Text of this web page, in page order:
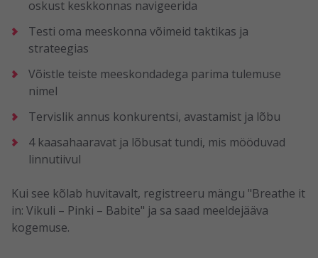
oskust keskkonnas navigeerida
Testi oma meeskonna võimeid taktikas ja
strateegias
Võistle teiste meeskondadega parima tulemuse
nimel
Tervislik annus konkurentsi, avastamist ja lõbu
4 kaasahaaravat ja lõbusat tundi, mis mööduvad
linnutiivul
Kui see kõlab huvitavalt, registreeru mängu "Breathe it
in: Vikuli – Pinki – Babite" ja sa saad meeldejääva
kogemuse.